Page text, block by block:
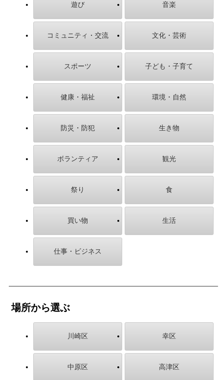
遊び 音楽
コミュニティ・交流 文化・芸術
スポーツ 子ども・子育て
健康・福祉 環境・自然
防災・防犯 生き物
ボランティア 観光
祭り 食
買い物 生活
仕事・ビジネス
場所から選ぶ
川崎区 幸区
中原区 高津区